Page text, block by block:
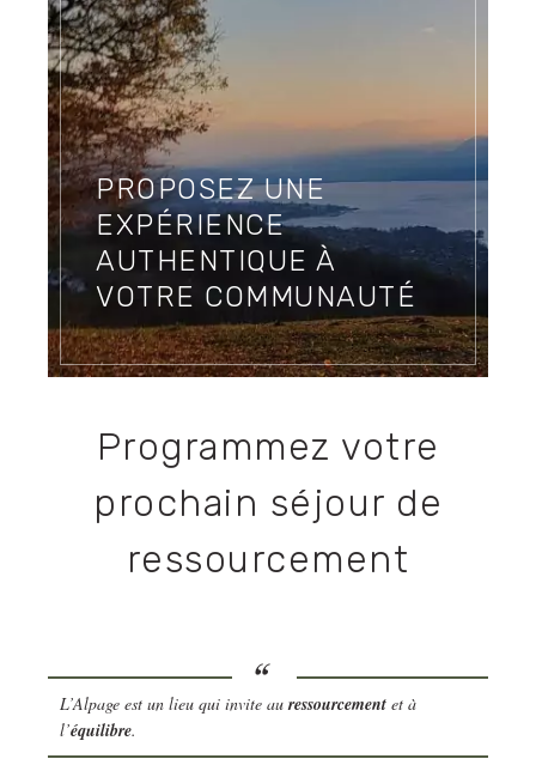
PROPOSEZ UNE
EXPÉRIENCE
AUTHENTIQUE À
VOTRE COMMUNAUTÉ
Programmez votre
prochain séjour de
ressourcement
L’Alpage est un lieu qui invite au ressourcement et à
l’équilibre.